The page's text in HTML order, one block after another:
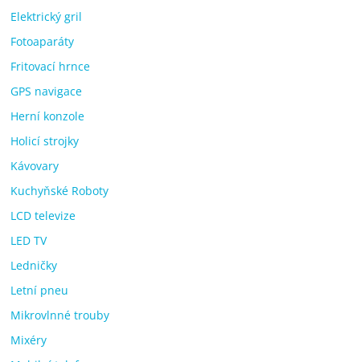
Elektrický gril
Fotoaparáty
Fritovací hrnce
GPS navigace
Herní konzole
Holicí strojky
Kávovary
Kuchyňské Roboty
LCD televize
LED TV
Ledničky
Letní pneu
Mikrovlnné trouby
Mixéry